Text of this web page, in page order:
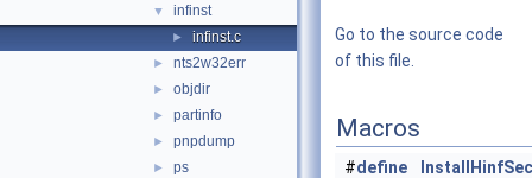
▼ infinst
► infinst.c
► nts2w32err
► objdir
► partinfo
► pnpdump
► ps
Go to the source code
of this file.
Macros
#define